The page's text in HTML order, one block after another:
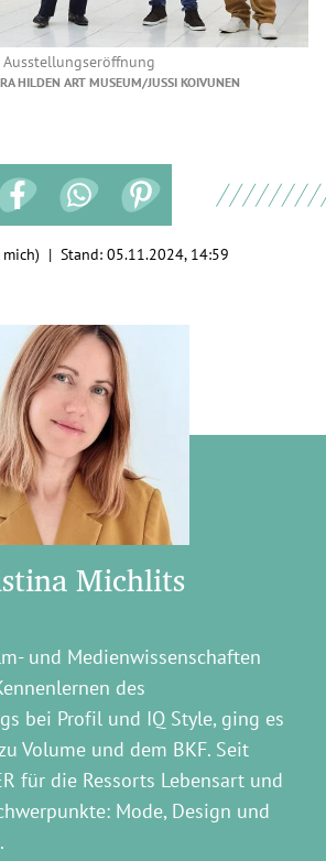
Ausstellungseröffnung
HILDEN ART MUSEUM/JUSSI KOIVUNEN
mich) | Stand: 05.11.2024, 14:59
Michlits
und Medienwissenschaften
des
bei Profil und IQ Style, ging es
Volume und dem BKF. Seit
für die Ressorts Lebensart und
Mode, Design und